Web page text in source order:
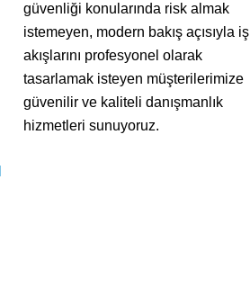
güvenliği konularında risk almak
istemeyen, modern bakış açısıyla iş
akışlarını profesyonel olarak
tasarlamak isteyen müşterilerimize
güvenilir ve kaliteli danışmanlık
hizmetleri sunuyoruz.